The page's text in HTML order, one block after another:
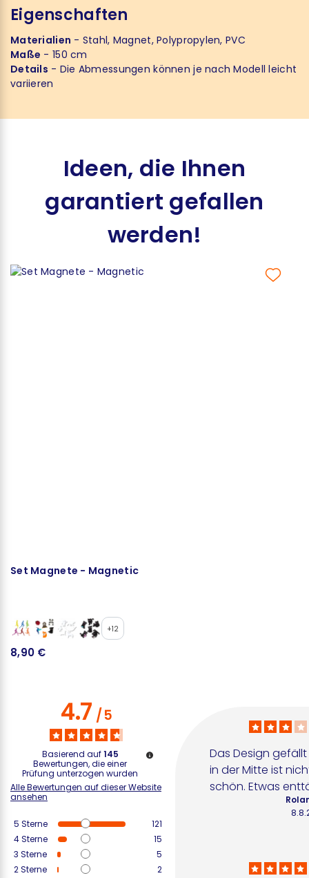
Eigenschaften
Materialien - Stahl, Magnet, Polypropylen, PVC
Maße - 150 cm
Details - Die Abmessungen können je nach Modell leicht
variieren
Ideen, die Ihnen
garantiert gefallen
werden!
Set Magnete - Magnetic
+12
8,90 €
4.7/5
Basierend auf145
Bewertungen, die einer
Prüfung unterzogen wurden
Alle Bewertungen auf dieser Website
ansehen
5 Sterne
121
4Sterne
15
3 Sterne
5
2Sterne
2
Das Design
in der Mitte ist
schön. Etwas